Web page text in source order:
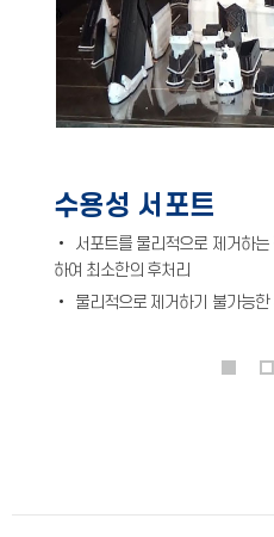
수용성 서포트
• 서포트를 물리적으로 제거하는
하여 최소한의 후처리
• 물리적으로 제거하기 불가능한